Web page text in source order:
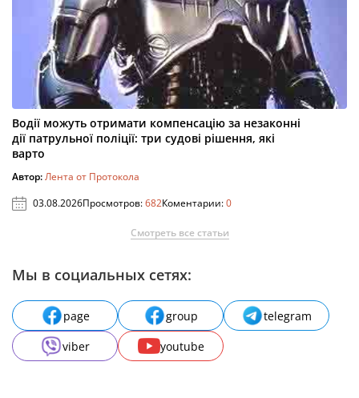
Водії можуть отримати компенсацію за незаконні
дії патрульної поліції: три судові рішення, які
варто
Автор:Лента от Протокола
03.08.2026Просмотров:682Коментарии:0
Смотреть все статьи
Мы в социальных сетях:
page group
telegram
viber
youtube